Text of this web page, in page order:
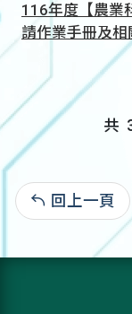
116年度【農業
請作業手冊及相
共
回上一頁